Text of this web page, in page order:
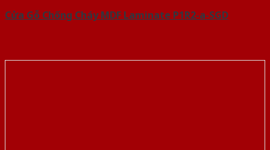
Cửa Gỗ Chống Cháy MDF Laminate P1R2-a-SGD